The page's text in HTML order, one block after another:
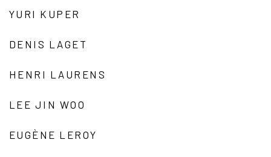
YURI KUPER
DENIS LAGET
HENRI LAURENS
LEE JIN WOO
EUGÈNE LEROY